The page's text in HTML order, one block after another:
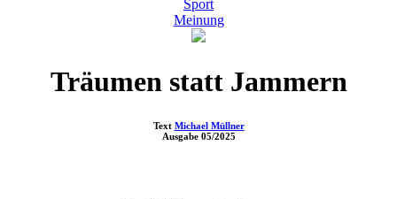
Sport
Meinung
Träumen statt Jammern
Text Michael Müllner
Ausgabe 05/2025